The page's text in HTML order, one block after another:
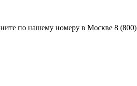
по нашему номеру в Москве 8